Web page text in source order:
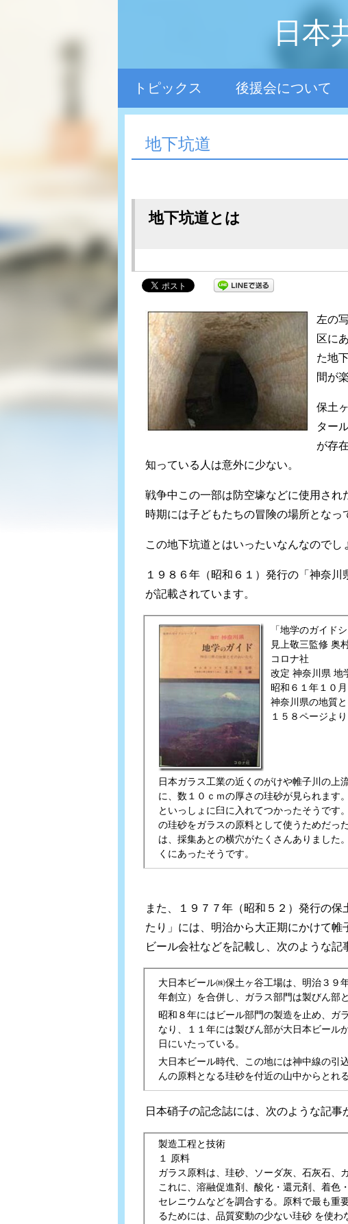
日本
トピックス 後援会について
地下坑道
地下坑道とは
左の
区に
た地
間が
保土
ター
が存
知っている人は意外に少ない。
戦争中この一部は防空壕などに使用さ
時期には子どもたちの冒険の場所となっ
この地下坑道とはいったいなんなのでし
１９８６年（昭和６１）発行の「神奈
が記載されています。
「地学のガイドシ
見上敬三監修 奥
コロナ社
改定 神奈川県 地
昭和６１年１０
神奈川県の地質
１５８ページより
日本ガラス工業の近くのがけや帷子川の上
に、数１０ｃｍの厚さの珪砂が見られます
といっしょに臼に入れてつかったそうです
の珪砂をガラスの原料として使うためだっ
は、採集あとの横穴がたくさんありました
くにあったそうです。
また、１９７７年（昭和５２）発行の
たり」には、明治から大正期にかけて
ビール会社などを記載し、次のような記
大日本ビール㈱保土ヶ谷工場は、明治３９
年創立）を合併し、ガラス部門は製びん部と
昭和８年にはビール部門の製造を止め、ガ
なり、１１年には製びん部が大日本ビール
日にいたっている。
大日本ビール時代、この地には神中線の引
んの原料となる珪砂を付近の山中からとれ
日本硝子の記念誌には、次のような記事
製造工程と技術
１ 原料
ガラス原料は、珪砂、ソーダ灰、石灰石、
これに、溶融促進剤、酸化・還元剤、着色
セレニウムなどを調合する。原料で最も重
るためには、品質変動の少ない珪砂 を使わ